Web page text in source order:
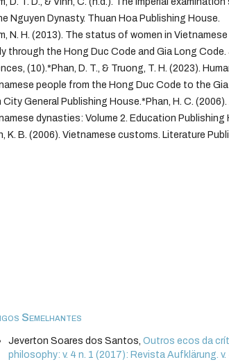
Nguyen Dynasty. Thuan Hoa Publishing House.
N. H. (2013). The status of women in
through the Hong Duc Code and Gia Long Code.
(10).*Phan, D. T., & Truong, T. H. (2023).
people from the Hong Duc Code to the
City General Publishing House.*Phan, H. C.
dynasties: Volume 2. Education Publishing
K. B. (2006). Vietnamese customs. Literature
Semelhantes
Jeverton Soares dos Santos,Outros ecos da
philosophy: v. 4 n. 1 (2017): Revista Aufklärung. v.